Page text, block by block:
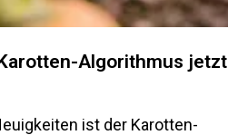
Algorithmus jetzt
ist der Karotten-